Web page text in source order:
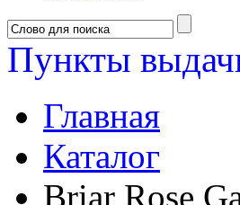
Пункты
Главная
Каталог
Briar Rose